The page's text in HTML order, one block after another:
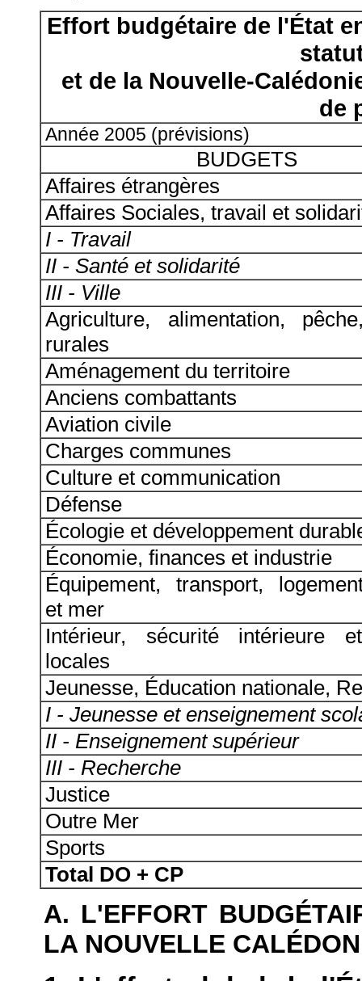
Effort budgétaire de l'État
et de la Nouvelle-
de
Année 2005 (prévisions)
BUDGETS
Affaires étrangères
Affaires Sociales, travail et
I - Travail
II - Santé et solidarité
III - Ville
Agriculture, alimentation,
rurales
Aménagement du territoire
Anciens combattants
Aviation civile
Charges communes
Culture et communication
Défense
Écologie et développement
Économie, finances et industrie
Équipement, transport,
et mer
Intérieur, sécurité intérieure
locales
Jeunesse, Éducation nationale,
I - Jeunesse et enseignement
II - Enseignement supérieur
III - Recherche
Justice
Outre Mer
Sports
Total DO + CP
A. L'EFFORT
LA NOUVELLE